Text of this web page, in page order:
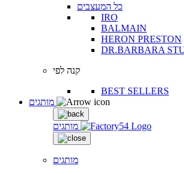
כל המעצבים
IRO
BALMAIN
HERON PRESTON
DR.BARBARA
קנה לפי
BEST SELLERS
מותגים
מותגים